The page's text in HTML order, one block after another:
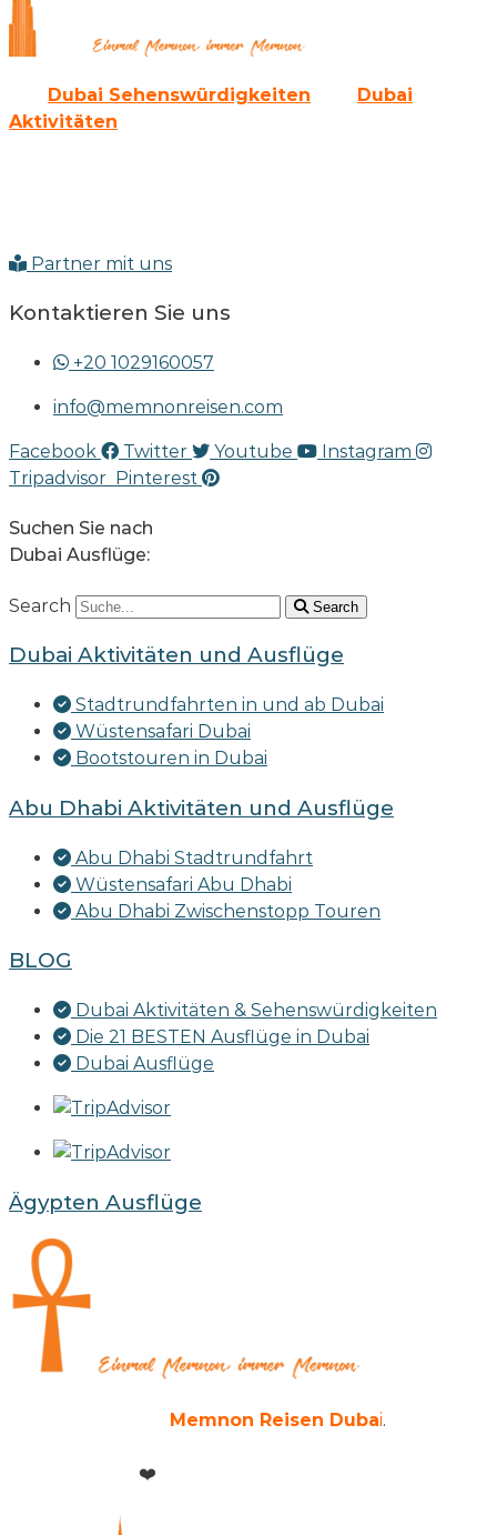
Dubai Sehenswürdigkeiten
Dubai
Aktivitäten
Partner mit uns
Kontaktieren Sie uns
+20 1029160057
info@memnonreisen.com
Facebook Twitter Youtube
Instagram
Tripadvisor Pinterest
Suchen Sie nach
Dubai Ausflüge:
Search Search
Dubai Aktivitäten und Ausflüge
Stadtrundfahrten in und ab Dubai
Wüstensafari Dubai
Bootstouren in Dubai
Abu Dhabi Aktivitäten und Ausflüge
Abu Dhabi Stadtrundfahrt
Wüstensafari Abu Dhabi
Abu Dhabi Zwischenstopp Touren
BLOG
Dubai Aktivitäten & Sehenswürdigkeiten
Die 21 BESTEN Ausflüge in Dubai
Dubai Ausflüge
Ägypten Ausflüge
Memnon Reisen Dubai.
❤️